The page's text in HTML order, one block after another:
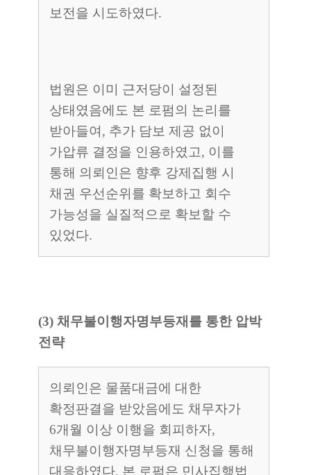
보전을 시도하였다.
법원은 이미 근저당이 설정된
상태였음에도 본 로펌의 논리를
받아들여, 추가 담보 제공 없이
가압류 결정을 인용하였고, 이를
통해 의뢰인은 향후 강제집행 시
채권 우선순위를 확보하고 회수
가능성을 실질적으로 확보할 수
있었다.
(3) 채무불이행자명부등재를 통한 압박
전략
의뢰인은 물품대금에 대한
확정판결을 받았음에도 채무자가
6개월 이상 이행을 회피하자,
채무불이행자명부등재 신청을 통해
대응하였다. 본 로펌은 민사집행법